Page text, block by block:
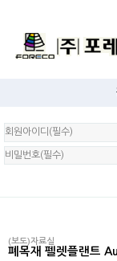
회
원
로
그
인
(보도)자료실
폐목재 펠렛플랜트